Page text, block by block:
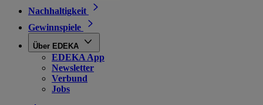
Nachhaltigkeit
Gewinnspiele
Über EDEKA
EDEKA App
Newsletter
Verbund
Jobs